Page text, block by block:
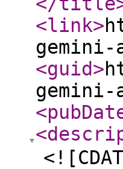
<link>
gemini-
<guid>
gemini-